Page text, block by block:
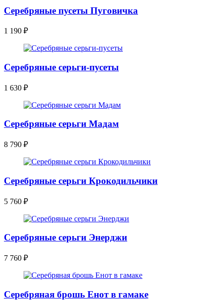
Серебряные пусеты Пуговичка
1 190 ₽
Серебряные серьги-пусеты
1 630 ₽
Серебряные серьги Мадам
8 790 ₽
Серебряные серьги Крокодильчики
5 760 ₽
Серебряные серьги Энерджи
7 760 ₽
Серебряная брошь Енот в гамаке